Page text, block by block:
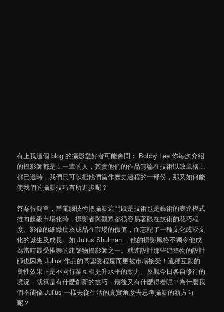
有上我這個 blog 的攝影愛好者可能會問： Bobby Lee 你毎次介紹
的攝影師都是上一輩的人，其實他們的作品無論在技術以致風格上
都已過時，我們只可以把他們當作歷史過程的一部份，那又如何能
使我們的攝影技巧有所進步呢？
答案很簡單，當電腦技術把攝影這門既是技術也是藝術的表達模式
推向超級市場化時，攝影者與觀眾都很容易著眼在技術的花巧程
度、影像的細緻度及成品在市場的價值，而忘記了一種文化或次文
化的誕生及成長。如 Julius Shulman ，他的攝影風格不獨令他成
為當時最受推崇的建築物攝影師之一。就連設計那些建築物的設計
師也因為 Julius 作品的高認受程度而更被市場接受！這種互動的
良性效果正是不同行業互相提升水平的動力。反觀今日各自修行的
境況，就算是有什麼創新的技巧，最後又有什麼得着呢？為什麼我
們不能像 Julius 一樣去從生活的真實角度去思考攝影的新方向
呢？